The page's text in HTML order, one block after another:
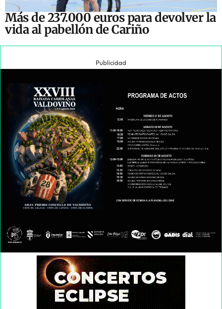
Más de 237.000 euros para devolver la
vida al pabellón de Cariño
Publicidad